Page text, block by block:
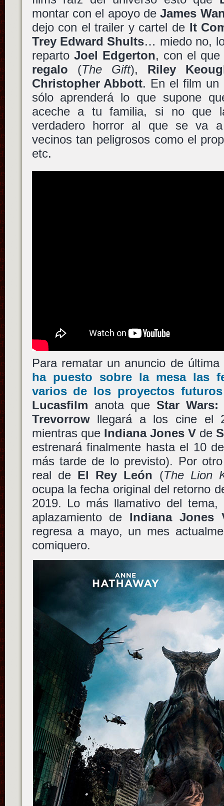
montar con el apoyo deJames
dejo con el trailer y cartel de It
Trey Edward Shults… miedo no,
reparto Joel Edgerton, con el
regalo (The Gift), Riley
Christopher Abbott. En el film un
sólo aprenderá lo que supone
aceche a tu familia, si no que
verdadero horror al que se va
vecinos tan peligrosos como el
etc.
Para rematar un anuncio de
ha puesto sobre la mesa las
varios de los proyectos
Lucasfilm anota que Star
Trevorrowllegará a los cine el
mientras que Indiana Jones V de
estrenará finalmente hasta el 10
más tarde de lo previsto). Por
real de El Rey León (The Lion
ocupa la fecha original del retorno
2019. Lo más llamativo del tema,
aplazamiento de Indiana Jones
regresa a mayo, un mes
comiquero.